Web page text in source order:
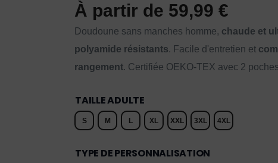
À partir de 59,99 €
Doudoune sans manches homme, chaude et
polyamide résistants. Facile d'entretien et
rangement. Certifiée OEKO-TEX avec 2
TAILLE ADULTE
S M L XL XXL 3XL 4XL
TYPE DE PERSONNALISATION